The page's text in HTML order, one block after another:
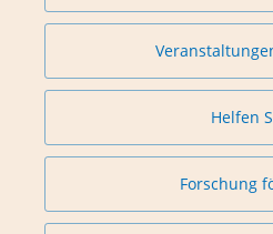
Helfen
Forschung